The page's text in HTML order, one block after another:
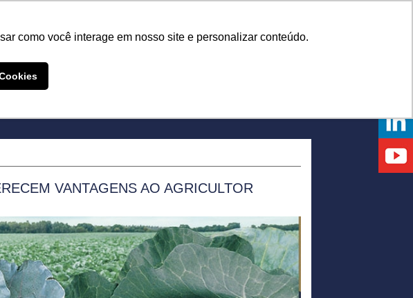
como você interage em nosso site e personalizar conteúdo.
VANTAGENS AO AGRICULTOR